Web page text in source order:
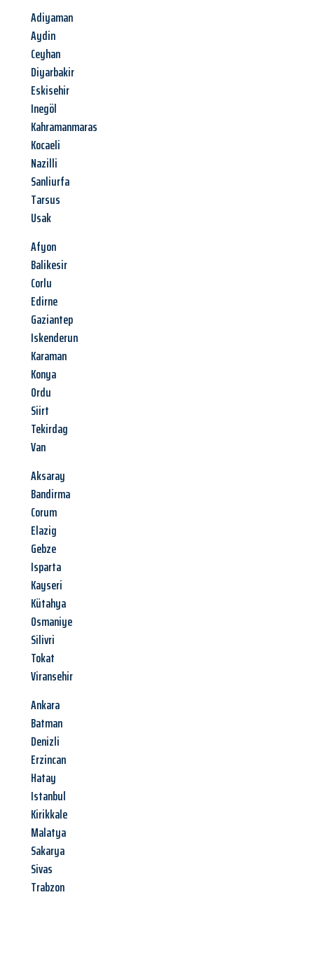
Adiyaman
Aydin
Ceyhan
Diyarbakir
Eskisehir
Inegöl
Kahramanmaras
Kocaeli
Nazilli
Sanliurfa
Tarsus
Usak
Afyon
Balikesir
Corlu
Edirne
Gaziantep
Iskenderun
Karaman
Konya
Ordu
Siirt
Tekirdag
Van
Aksaray
Bandirma
Corum
Elazig
Gebze
Isparta
Kayseri
Kütahya
Osmaniye
Silivri
Tokat
Viransehir
Ankara
Batman
Denizli
Erzincan
Hatay
Istanbul
Kirikkale
Malatya
Sakarya
Sivas
Trabzon